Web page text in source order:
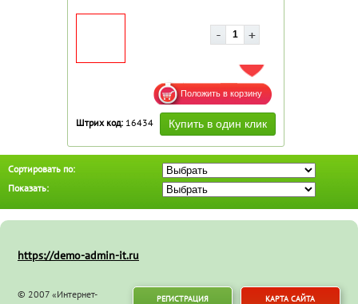
ДОБАВИТЬ В ИЗБРАННОЕ
Штрих код: 16434
Сортировать по:
Показать:
https://demo-admin-it.ru
© 2007 «Интернет-
РЕГИСТРАЦИЯ КАРТА САЙТА